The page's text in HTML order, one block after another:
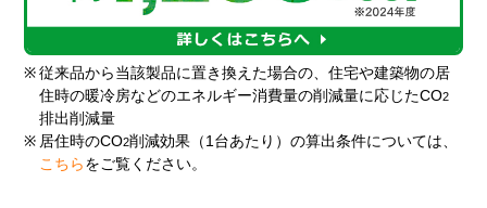
※ 従来品から当該製品に置き換えた場合の、住宅や建築物の居
住時の暖冷房などのエネルギー消費量の削減量に応じたCO2
排出削減量
※ 居住時のCO2削減効果（1台あたり）の算出条件については、
こちら をご覧ください。